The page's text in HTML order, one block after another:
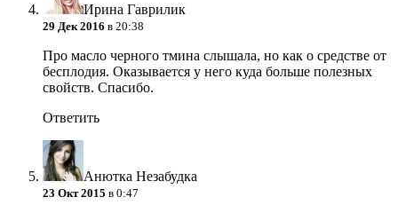
Ирина Гаврилик
29 Дек 2016 в 20:38
Про масло черного тмина слышала, но как о средстве от
бесплодия. Оказывается у него куда больше полезных
свойств. Спасибо.
Ответить
Анютка Незабудка
23 Окт 2015 в 0:47